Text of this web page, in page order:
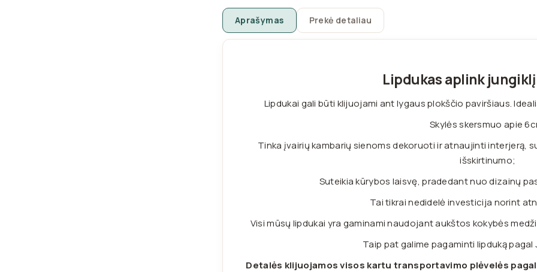
Aprašymas Prekė detaliau
Lipdukas aplink
Lipdukai gali būti klijuojami ant lygaus plokščio paviršiaus.
Skylės skersmuo apie
Tinka įvairių kambarių sienoms dekoruoti ir atnaujinti interjerą,
išskirtinumo;
Suteikia kūrybos laisvę, pradedant nuo dizainų
Tai tikrai nedidelė investicija norint
Visi mūsų lipdukai yra gaminami naudojant aukštos kokybės
Taip pat galime pagaminti lipduką pagal
Detalės klijuojamos visos kartu transportavimo plėvelės